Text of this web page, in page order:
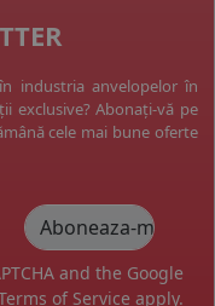
industria anvelopelor în
exclusive? Abonați-vă pe
cele mai bune oferte
and the Google
of Service apply.